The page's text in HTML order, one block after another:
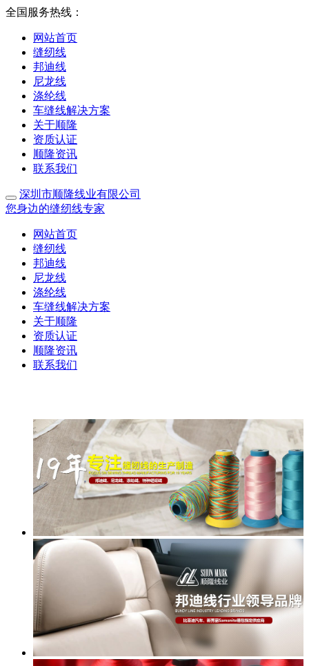
全国服务热线：
网站首页
缝纫线
邦迪线
尼龙线
涤纶线
车缝线解决方案
关于顺隆
资质认证
顺隆资讯
联系我们
深圳市顺隆线业有限公司
您身边的缝纫线专家
网站首页
缝纫线
邦迪线
尼龙线
涤纶线
车缝线解决方案
关于顺隆
资质认证
顺隆资讯
联系我们